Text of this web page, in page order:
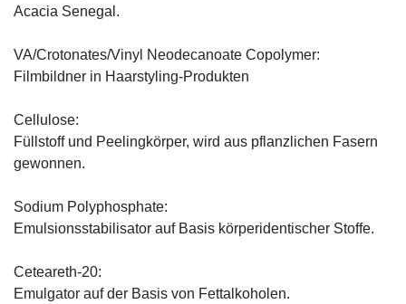
Acacia Senegal.
VA/Crotonates/Vinyl Neodecanoate Copolymer:
Filmbildner in Haarstyling-Produkten
Cellulose:
Füllstoff und Peelingkörper, wird aus pflanzlichen Fasern
gewonnen.
Sodium Polyphosphate:
Emulsionsstabilisator auf Basis körperidentischer Stoffe.
Ceteareth-20:
Emulgator auf der Basis von Fettalkoholen.